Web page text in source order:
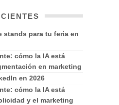
stands para tu feria en
cómo la IA está
en marketing
en 2026
cómo la IA está
y el marketing